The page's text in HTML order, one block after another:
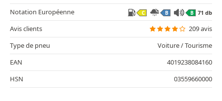
Notation Européenne
C B B 71 db
Avis clients
209 avis
Type de pneu
Voiture / Tourisme
EAN
4019238084160
HSN
03559660000